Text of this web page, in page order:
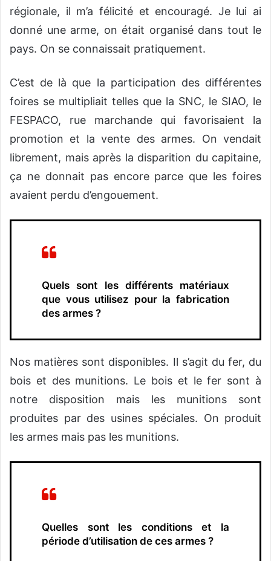
régionale, il m’a félicité et encouragé. Je lui ai
donné une arme, on était organisé dans tout le
pays. On se connaissait pratiquement.
C’est de là que la participation des différentes
foires se multipliait telles que la SNC, le SIAO, le
FESPACO, rue marchande qui favorisaient la
promotion et la vente des armes. On vendait
librement, mais après la disparition du capitaine,
ça ne donnait pas encore parce que les foires
avaient perdu d’engouement.
Quels sont les différents matériaux
que vous utilisez pour la fabrication
des armes ?
Nos matières sont disponibles. Il s’agit du fer, du
bois et des munitions. Le bois et le fer sont à
notre disposition mais les munitions sont
produites par des usines spéciales. On produit
les armes mais pas les munitions.
Quelles sont les conditions et la
période d’utilisation de ces armes ?